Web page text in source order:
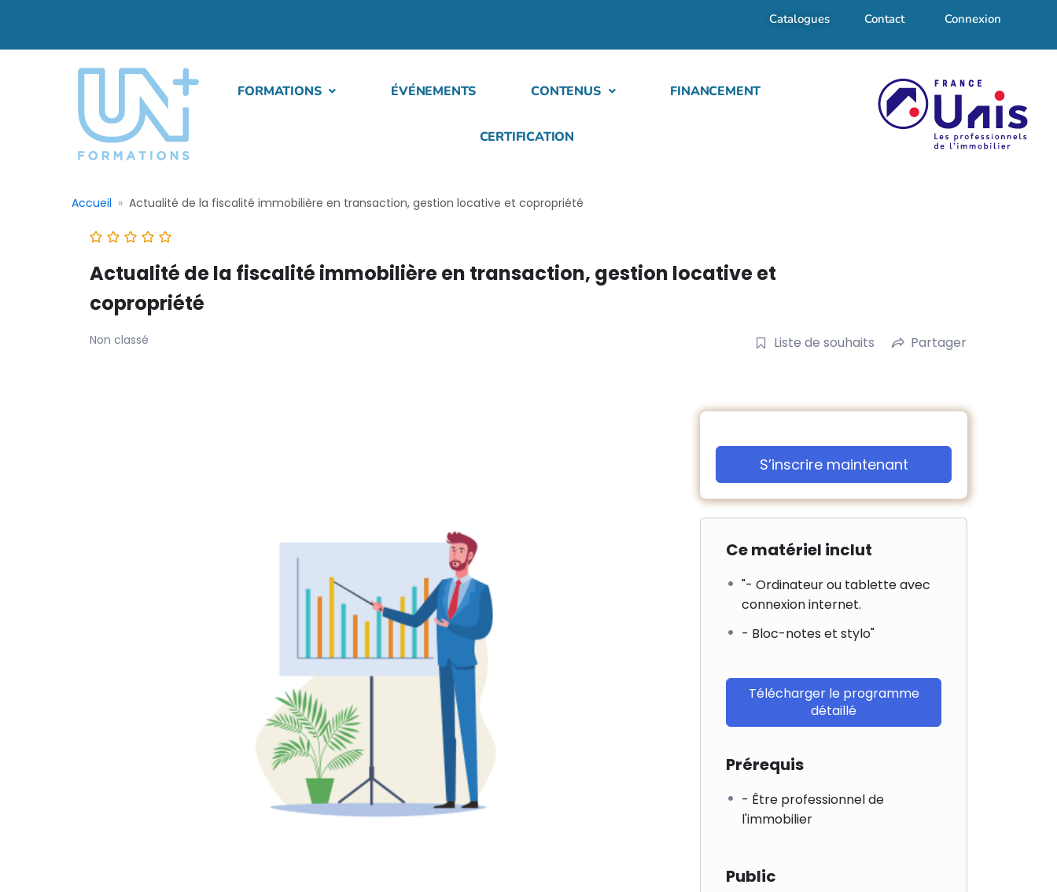
Catalogues Contact Connexion
FORMATIONS ÉVÉNEMENTS CONTENUS FINANCEMENT
CERTIFICATION
Accueil Actualité de la fiscalité immobilière en transaction, gestion locative et copropriété
Actualité de la fiscalité immobilière en transaction, gestion locative et
copropriété
Non classé Liste de souhaits Partager
S’inscrire maintenant
Ce matériel inclut
"- Ordinateur ou tablette avec
connexion internet.
- Bloc-notes et stylo"
Télécharger le programme
détaillé
Prérequis
- Être professionnel de
l'immobilier
Public